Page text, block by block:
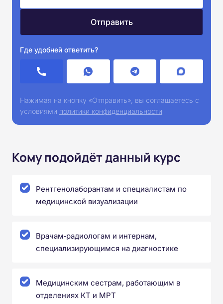
Где удобней ответить?
Нажимая на кнопку «Отправить», вы соглашаетесь с
условиями политики конфиденциальности
Кому подойдёт данный курс
Рентгенолаборантам и специалистам по
медицинской визуализации
Врачам‑радиологам и интернам,
специализирующимся на диагностике
Медицинским сестрам, работающим в
отделениях КТ и МРТ